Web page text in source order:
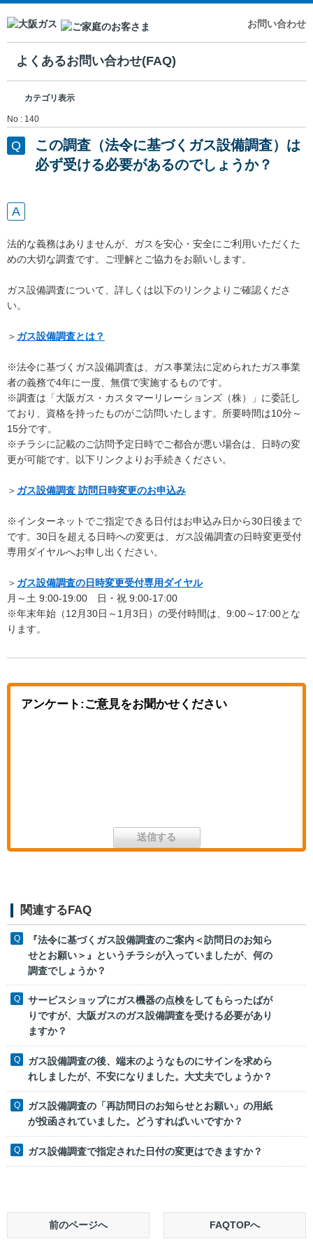
お問い合わせ
よくあるお問い合わせ(FAQ)
カテゴリ表示
No : 140
この調査（法令に基づくガス設備調査）は
必ず受ける必要があるのでしょうか？
法的な義務はありませんが、ガスを安心・安全にご利用いただくた
めの大切な調査です。ご理解とご協力をお願いします。
ガス設備調査について、詳しくは以下のリンクよりご確認くださ
い。
＞ ガス設備調査とは？
※法令に基づくガス設備調査は、ガス事業法に定められたガス事業
者の義務で4年に一度、無償で実施するものです。
※調査は「大阪ガス・カスタマーリレーションズ（株）」に委託し
ており、資格を持ったものがご訪問いたします。所要時間は10分～
15分です。
※チラシに記載のご訪問予定日時でご都合が悪い場合は、日時の変
更が可能です。以下リンクよりお手続きください。
＞ ガス設備調査 訪問日時変更のお申込み
※インターネットでご指定できる日付はお申込み日から30日後まで
です。30日を超える日時への変更は、ガス設備調査の日時変更受付
専用ダイヤルへお申し出ください。
＞ ガス設備調査の日時変更受付専用ダイヤル
月～土 9:00-19:00 日・祝 9:00-17:00
※年末年始（12月30日～1月3日）の受付時間は、9:00～17:00とな
ります。
アンケート:ご意見をお聞かせください
関連するFAQ
『法令に基づくガス設備調査のご案内＜訪問日のお知ら
せとお願い＞』というチラシが入っていましたが、何の
調査でしょうか？
サービスショップにガス機器の点検をしてもらったばが
りですが、大阪ガスのガス設備調査を受ける必要があり
ますか？
ガス設備調査の後、端末のようなものにサインを求めら
れしましたが、不安になりました。大丈夫でしょうか？
ガス設備調査の「再訪問日のお知らせとお願い」の用紙
が投函されていました。どうすればいいですか？
ガス設備調査で指定された日付の変更はできますか？
前のページへ FAQTOPへ